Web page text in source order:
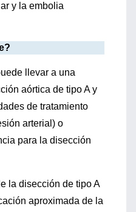
y la embolia
llevar a una
aórtica de tipo A y
de tratamiento
arterial) o
para la disección
la disección de tipo A
aproximada de la